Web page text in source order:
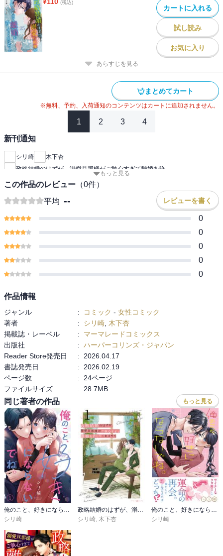
(税込)
カートに入れる
試し読み
お気に入り
あらすじを見る
まとめてカート
※無料、予約、入荷通知のコンテンツはカートに追加されません。
1 2 3 4
新刊通知
シリ崎
木下杏
政略結婚のはずが、溺愛旦那様がご執心すぎて離婚を許
もっと見る
この作品のレビュー （0件）
平均 -- レビューを書く
0
0
0
0
0
作品情報
ジャンル : コミック - 女性コミック
著者
: シリ崎 木下杏
掲載誌・レーベル
:
マーマレードコミックス
出版社
: ハーパーコリンズ・ジャパン
Reader Store発売日
:
2026.04.17
書誌発売日
:
2026.02.19
ページ数
:
24ページ
ファイルサイズ
: 28.7MB
同じ著者の作品 もっと見る
シリ崎
シリ崎 木下杏
シリ崎